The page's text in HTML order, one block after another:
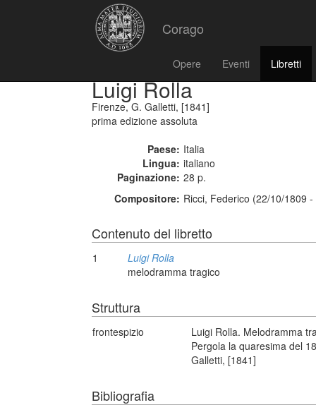
Corago
Opere Eventi Libretti
Luigi Rolla
Firenze, G. Galletti, [1841]
prima edizione assoluta
Paese: Italia
Lingua: italiano
Paginazione: 28 p.
Compositore: Ricci, Federico (22/10/1809
Contenuto del libretto
1
Luigi Rolla
melodramma tragico
Struttura
frontespizio
Luigi Rolla. Melodramma
Pergola la quaresima del
Galletti, [1841]
Bibliografia